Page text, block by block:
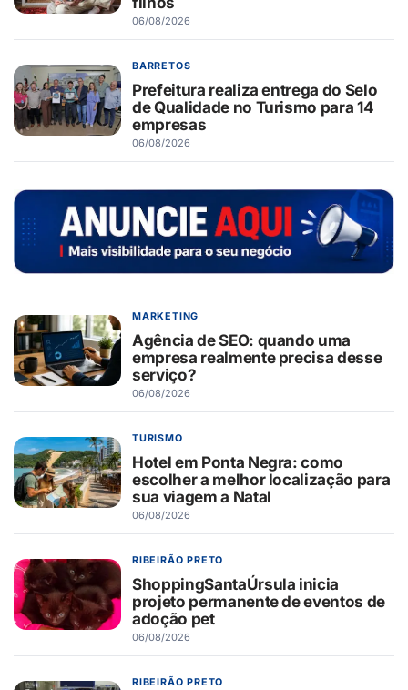
06/08/2026
BARRETOS
Prefeitura realiza entrega do Selo
de Qualidade no Turismo para 14
empresas
06/08/2026
MARKETING
Agência de SEO: quando uma
empresa realmente precisa desse
serviço?
06/08/2026
TURISMO
Hotel em Ponta Negra: como
escolher a melhor localização para
sua viagem a Natal
06/08/2026
RIBEIRÃO PRETO
ShoppingSantaÚrsula inicia
projeto permanente de eventos de
adoção pet
06/08/2026
RIBEIRÃO PRETO